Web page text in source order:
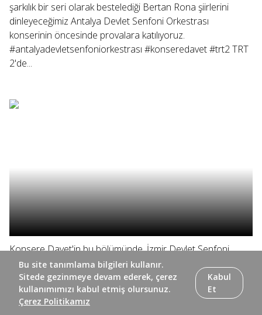
şarkılık bir seri olarak bestelediği Bertan Rona şiirlerini
dinleyeceğimiz Antalya Devlet Senfoni Orkestrası
konserinin öncesinde provalara katılıyoruz.
#antalyadevletsenfoniorkestrası #konseredavet #trt2 TRT
2'de...
Konsere Davet'in bu bölümünde, İzmir Devlet Senfoni
Orkestrası'nın Ahmed Adnan Saygun Sanat Merkezi'nde
vereceği konser öncesi hazırlık çalışmalarını izliyor ve
müzisyenleri dinliyoruz. #izmirdevletsenfoniorkestrası
#konseredavet #trt2 TRT 2'de izlediğimiz konserlerin
Bu site tanımlama bilgileri kullanır.
Sitede gezinmeye devam ederek, çerez
kullanımımızı kabul etmiş olursunuz.
Çerez Politikamız
Kabul
Et